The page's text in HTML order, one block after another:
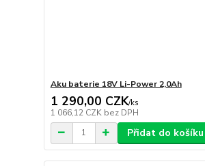
Aku baterie 18V Li-Power 2,0Ah
1 290,00 CZK/ks
1 066,12 CZK bez DPH
Přidat do košíku